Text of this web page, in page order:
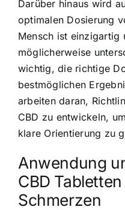
Darüber hinaus wird
optimalen Dosierung
Mensch ist einzigartig
möglicherweise
wichtig, die richtige
bestmöglichen
arbeiten daran,
CBD zu entwickeln,
klare Orientierung zu
Anwendung
CBD
Schmerzen